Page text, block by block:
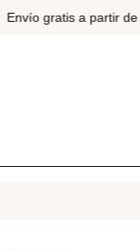
Envío gratis a partir